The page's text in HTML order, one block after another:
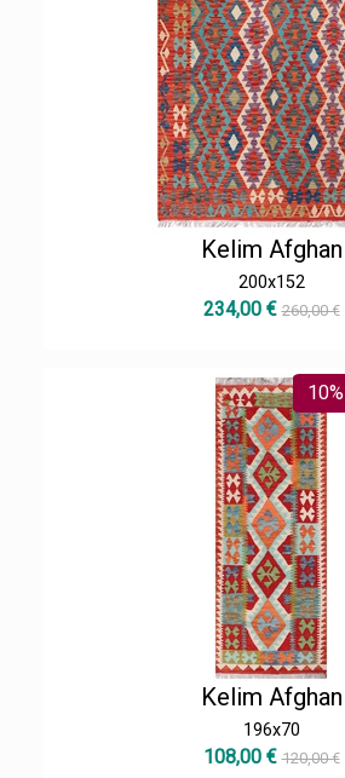
Kelim Afghan
200x152
234,00 € 260,00 €
10%
Kelim Afghan
196x70
108,00 € 120,00 €